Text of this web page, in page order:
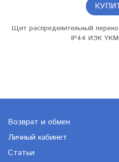
Щит распределительный
IP44 ИЭК
Возврат и обмен
Личный кабинет
Статьи